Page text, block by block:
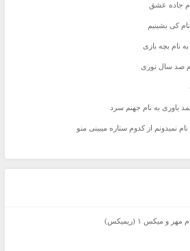
جاده عشق
کی بشینیم
نام بچه بازی
صد سال نوری
یاوری به نام جهنم سرد
نمیدونم از کدوم ستاره میبینی منو
و میکس ۱ (ریمیکس)